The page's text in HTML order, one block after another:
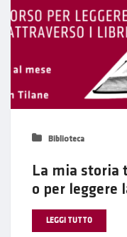
Biblioteca
La mia storia
o per leggere
LEGGI TUTTO